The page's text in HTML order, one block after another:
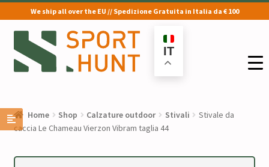
We ship all over the EU // Spedizione Gratuita in Italia da € 100
Vai
alla
navigazione
Vai
al
contenuto
IT
Home Shop Calzature outdoor Stivali
Stivale da
caccia Le Chameau Vierzon Vibram taglia 44